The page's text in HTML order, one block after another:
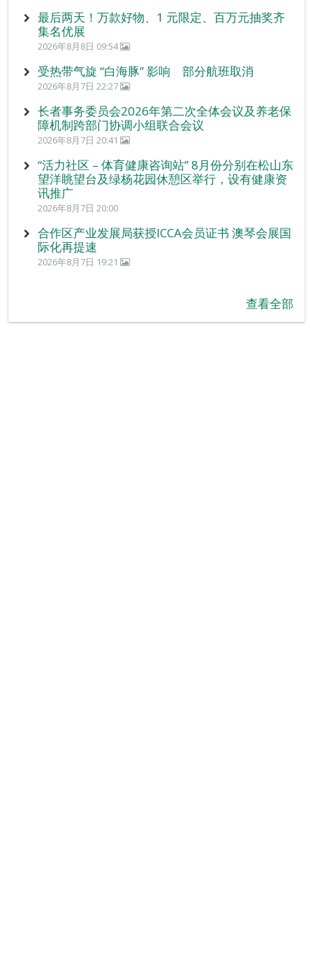
最后两天！万款好物、1 元限定、百万元抽奖齐
集名优展
2026年8月8日 09:54
受热带气旋 “白海豚” 影响 部分航班取消
2026年8月7日 22:27
长者事务委员会2026年第二次全体会议及养老保
障机制跨部门协调小组联合会议
2026年8月7日 20:41
“活力社区 – 体育健康咨询站” 8月份分别在松山东
望洋眺望台及绿杨花园休憩区举行，设有健康资
讯推广
2026年8月7日 20:00
合作区产业发展局获授ICCA会员证书 澳琴会展国
际化再提速
2026年8月7日 19:21
查看全部